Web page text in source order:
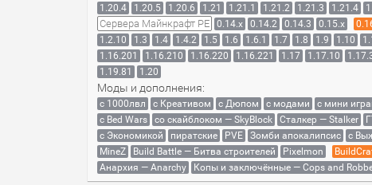
1.20.4
1.20.5 1.20.6 1.21 1.21.1 1.21.2 1.21.3 1.21.4
Сервера Майнкрафт PE 0.14.x 0.14.2 0.14.3 0.15.x
1.2.10
1.3 1.4 1.4.2 1.5 1.6 1.6.1 1.7 1.8 1.9 1.10
1.16.201
1.16.210 1.16.220 1.16.221 1.17 1.17.10
1.19.81
1.20
Моды и дополнения:
с 1000лвл c Креативом с Дюпом с модами с мини
с Bed Wars
со скайблоком — SkyBlock Сталкер — Stalker
с Экономикой
пиратские PVE Зомби апокалипсис с
MineZ
Build Battle — Битва строителей Pixelmon
Анархия — Anarchy
Копы и заключённые — Cops and